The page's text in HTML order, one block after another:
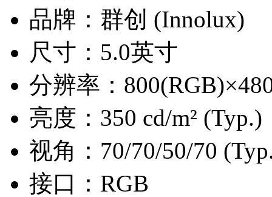
品牌： 群创 (Innolux)
尺寸： 5.0英寸
分辨率：
亮度： 350 cd/m² (Typ.)
视角： 70/70/50/70
接口： RGB